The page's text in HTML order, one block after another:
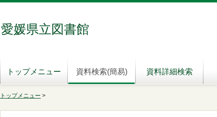
愛媛県立図書館
トップメニュー 資料検索(簡易) 資料詳細検索
トップメニュー >